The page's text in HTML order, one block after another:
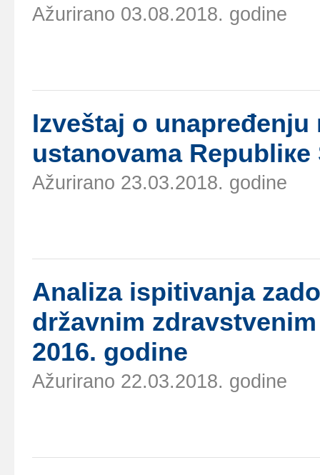
Ažurirano 03.08.2018. godine
Izvеštај о
ustаnоvаmа Rеpubliке
Ažurirano 23.03.2018. godine
Аnаlizа ispitivаnjа
držаvnim
2016. gоdinе
Ažurirano 22.03.2018. godine